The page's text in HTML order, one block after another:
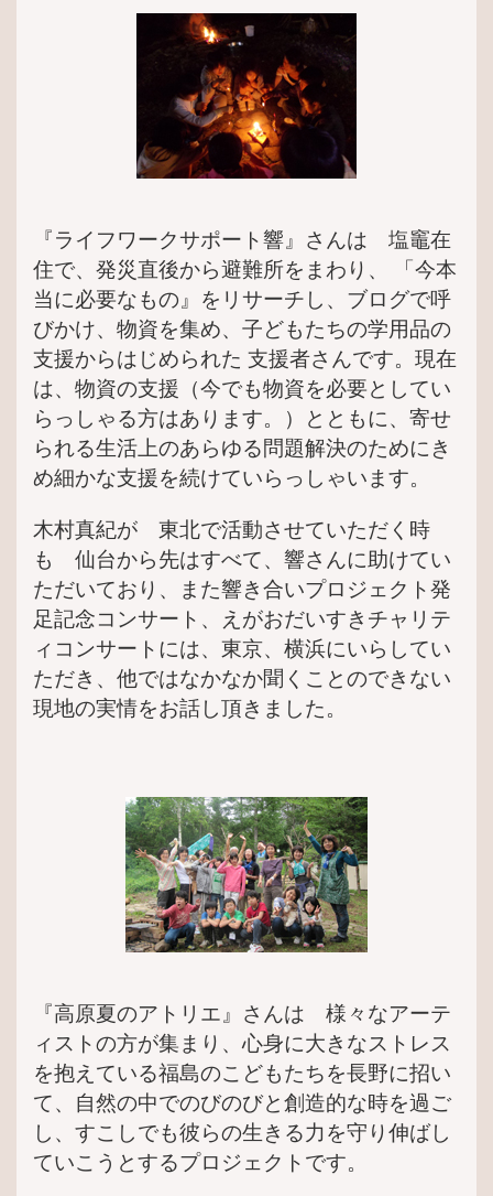
『ライフワークサポート響』さんは 塩竈在
住で、発災直後から避難所をまわり、 「今本
当に必要なもの』をリサーチし、ブログで呼
びかけ、物資を集め、子どもたちの学用品の
支援からはじめられた 支援者さんです。現在
は、物資の支援（今でも物資を必要としてい
らっしゃる方はあります。）とともに、寄せ
られる生活上のあらゆる問題解決のためにき
め細かな支援を続けていらっしゃいます。
木村真紀が 東北で活動させていただく時
も 仙台から先はすべて、響さんに助けてい
ただいており、また響き合いプロジェクト発
足記念コンサート、えがおだいすきチャリテ
ィコンサートには、東京、横浜にいらしてい
ただき、他ではなかなか聞くことのできない
現地の実情をお話し頂きました。
『高原夏のアトリエ』さんは 様々なアーテ
ィストの方が集まり、心身に大きなストレス
を抱えている福島のこどもたちを長野に招い
て、自然の中でのびのびと創造的な時を過ご
し、すこしでも彼らの生きる力を守り伸ばし
ていこうとするプロジェクトです。